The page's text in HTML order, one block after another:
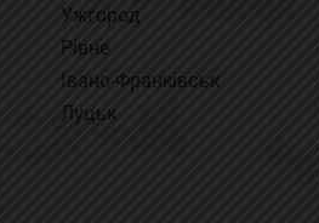
Ужгород
Рівне
Івано-Франківськ
Луцьк